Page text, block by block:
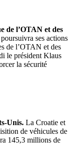
de l’OTAN et des
ses actions
de l’OTAN et des
le président Klaus
la sécurité
Unis. La Croatie et
de véhicules de
145,3 millions de